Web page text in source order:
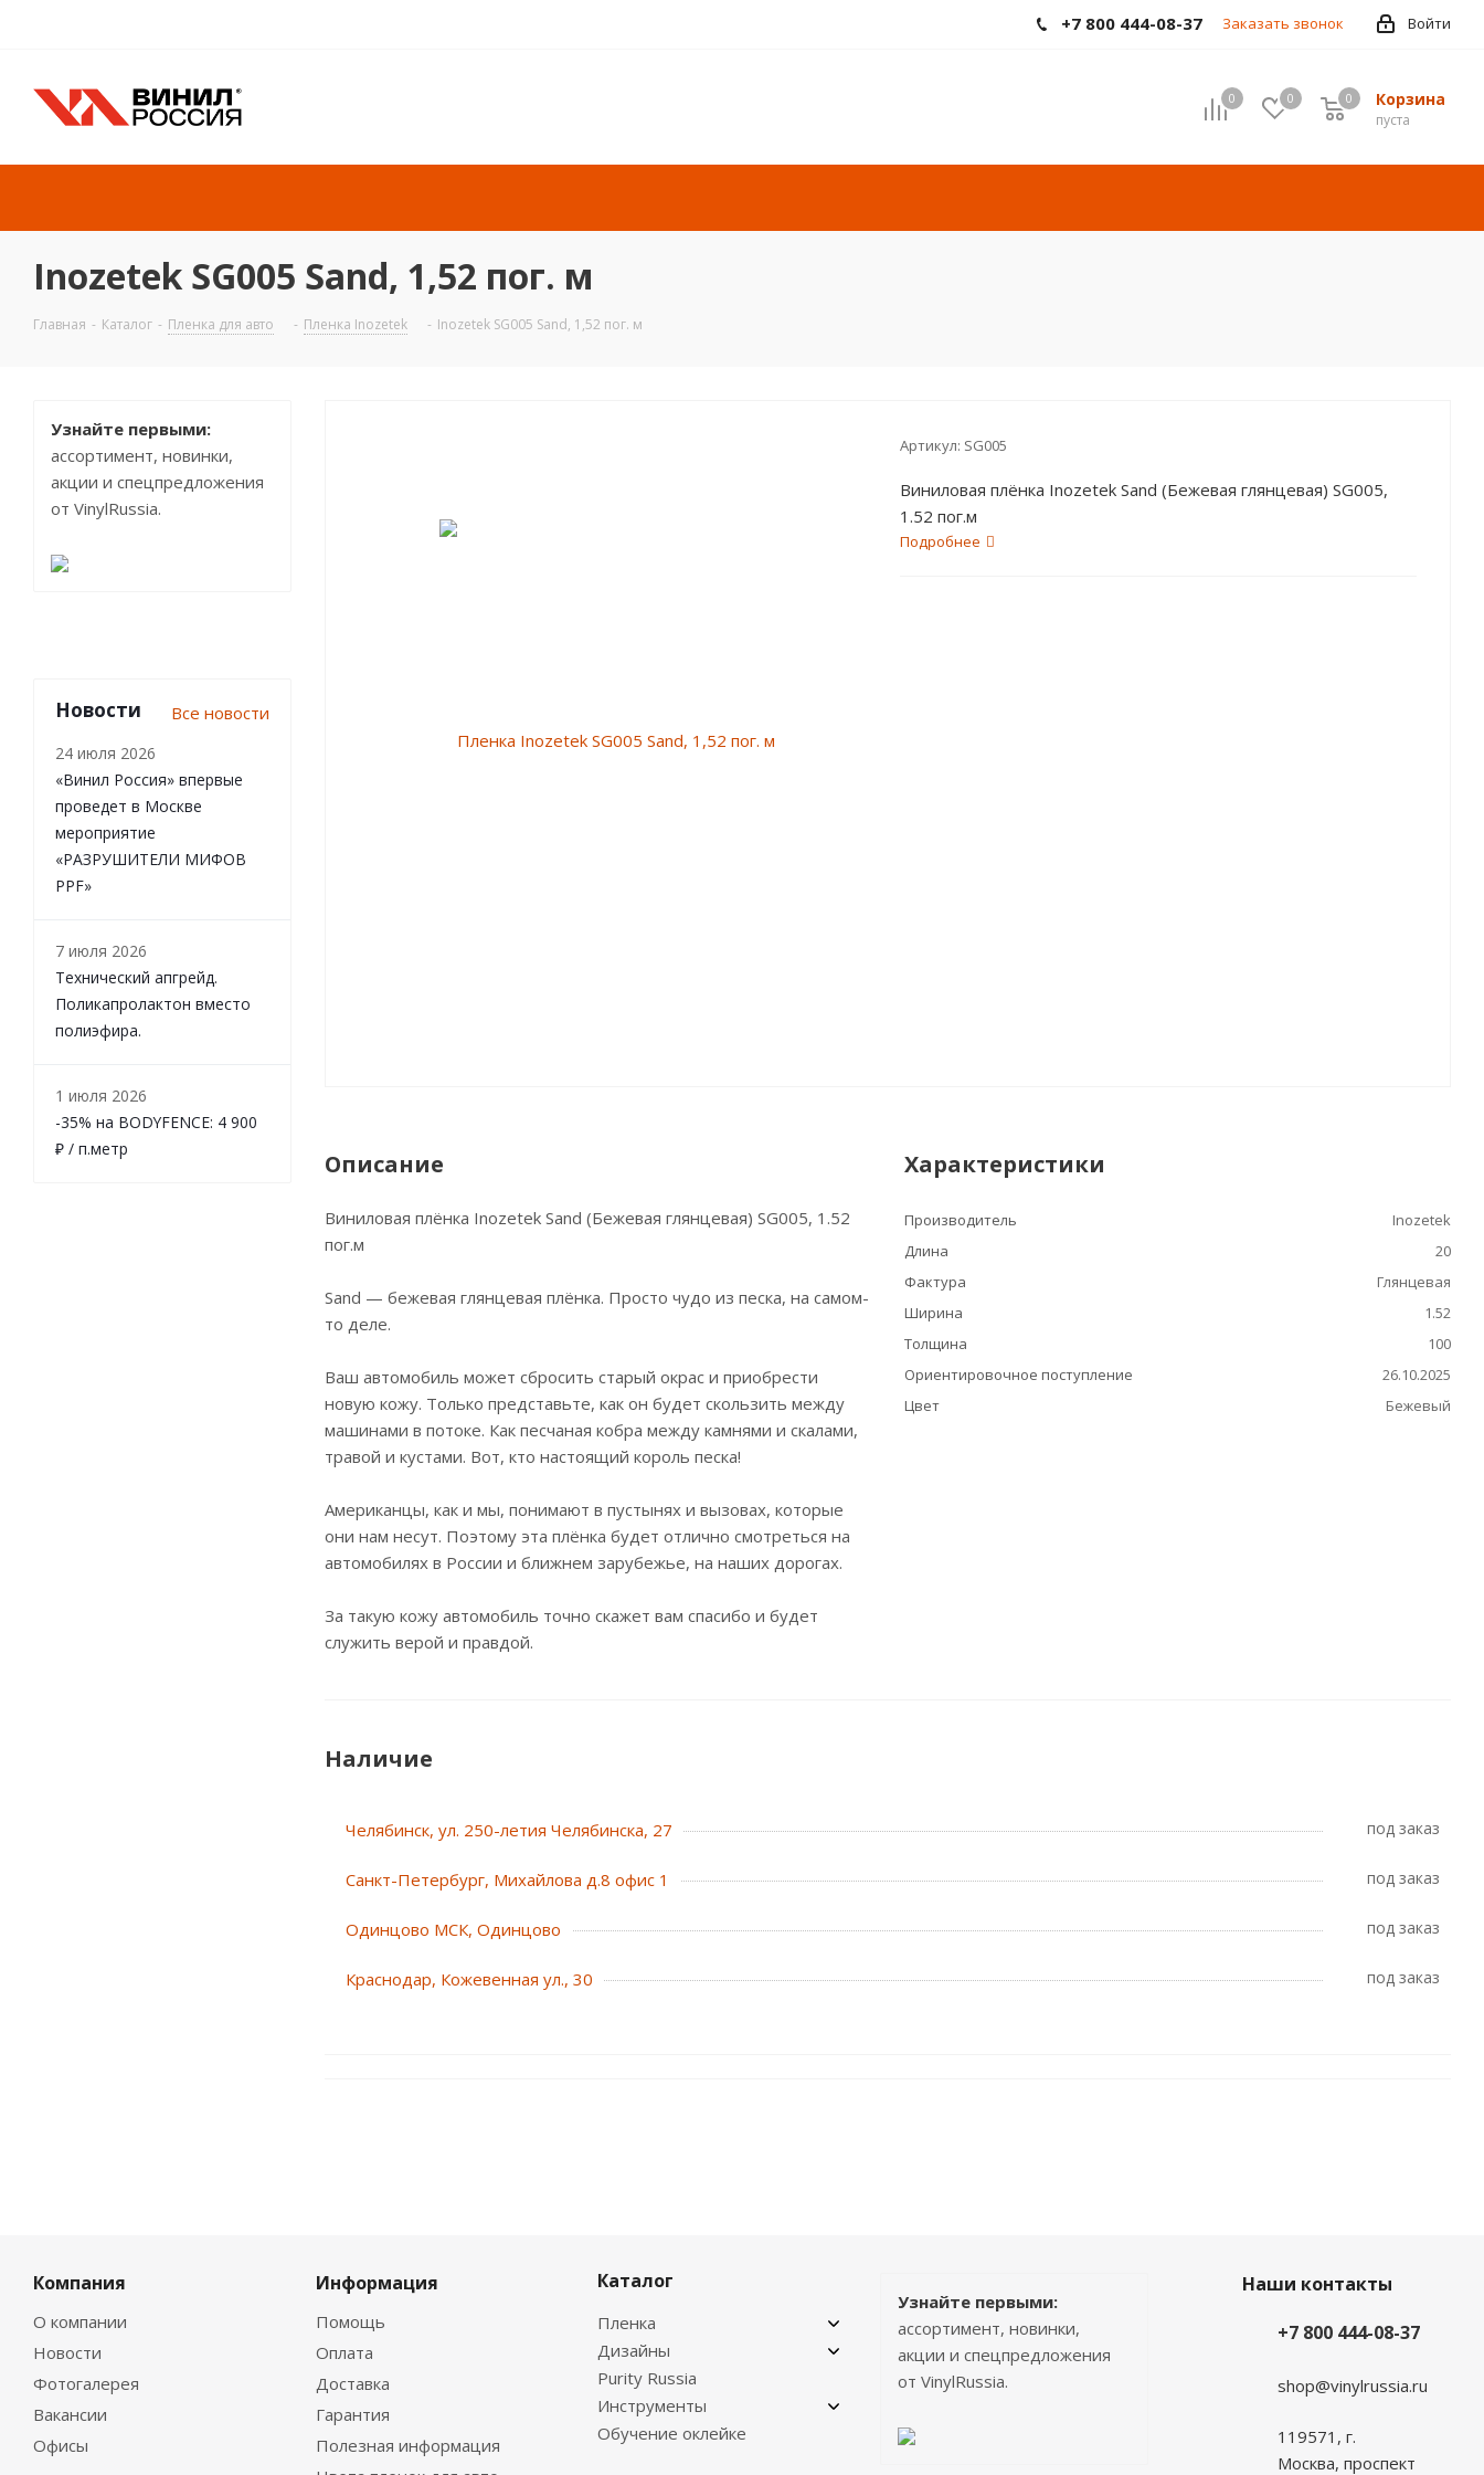
Войти
+7 800 444-08-37 Заказать звонок
0 0 Корзина
пуста
0
Inozetek SG005 Sand, 1,52 пог. м
Главная - Каталог - Пленка для авто - Пленка Inozetek - Inozetek SG005 Sand, 1,52 пог. м
Артикул: SG005
Виниловая плёнка Inozetek Sand (Бежевая глянцевая) SG005,
1.52 пог.м
Подробнее
Описание
Виниловая плёнка Inozetek Sand (Бежевая глянцевая) SG005, 1.52
пог.м
Sand — бежевая глянцевая плёнка. Просто чудо из песка, на самом-
то деле.
Ваш автомобиль может сбросить старый окрас и приобрести
новую кожу. Только представьте, как он будет скользить между
машинами в потоке. Как песчаная кобра между камнями и скалами,
травой и кустами. Вот, кто настоящий король песка!
Американцы, как и мы, понимают в пустынях и вызовах, которые
они нам несут. Поэтому эта плёнка будет отлично смотреться на
автомобилях в России и ближнем зарубежье, на наших дорогах.
За такую кожу автомобиль точно скажет вам спасибо и будет
служить верой и правдой.
Характеристики
Производитель
Inozetek
Длина
20
Фактура
Глянцевая
Ширина
1.52
Толщина
100
Ориентировочное поступление
26.10.2025
Цвет
Бежевый
Наличие
Челябинск, ул. 250-летия Челябинска, 27 Под заказ
Санкт-Петербург, Михайлова д.8 офис 1 Под заказ
Одинцово МСК, Одинцово Под заказ
Краснодар, Кожевенная ул., 30 Под заказ
Узнайте первыми:
ассортимент, новинки,
акции и спецпредложения
от VinylRussia.
Новости Все новости
24 июля 2026
«Винил Россия» впервые
проведет в Москве
мероприятие
«РАЗРУШИТЕЛИ МИФОВ
PPF»
7 июля 2026
Технический апгрейд.
Поликапролактон вместо
полиэфира.
1 июля 2026
-35% на BODYFENCE: 4 900
₽ / п.метр
Компания
О компании
Новости
Фотогалерея
Вакансии
Офисы
Информация
Помощь
Оплата
Доставка
Гарантия
Полезная информация
Каталог
Пленка
Дизайны
Purity Russia
Инструменты
Обучение оклейке
Узнайте первыми:
ассортимент, новинки,
акции и спецпредложения
от VinylRussia.
Наши контакты
+7 800 444-08-37
shop@vinylrussia.ru
119571,г.
Москва, проспект